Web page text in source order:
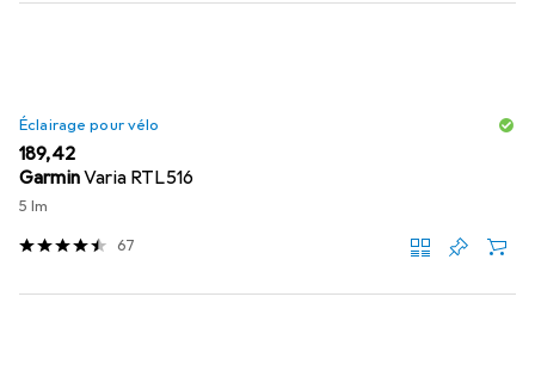
Éclairage pour vélo
EUR
189,42
GarminVaria RTL516
5 lm
67